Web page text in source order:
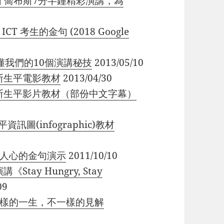
考生的金句 (2018 Google
我們的10個演講秘技 2013/05/10
生平電影教材 2013/04/30
平影片教材（部份中文字幕）
資訊圖(infographic)教材
心的金句演示 2011/10/10
講《Stay Hungry, Stay
的一生，不一樣的見解